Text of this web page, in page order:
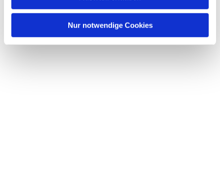
Nur notwendige Cookies